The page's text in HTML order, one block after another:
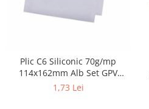
Plic C6 Siliconic 70g/mp
114x162mm Alb Set GPV
10/set
1,73 Lei